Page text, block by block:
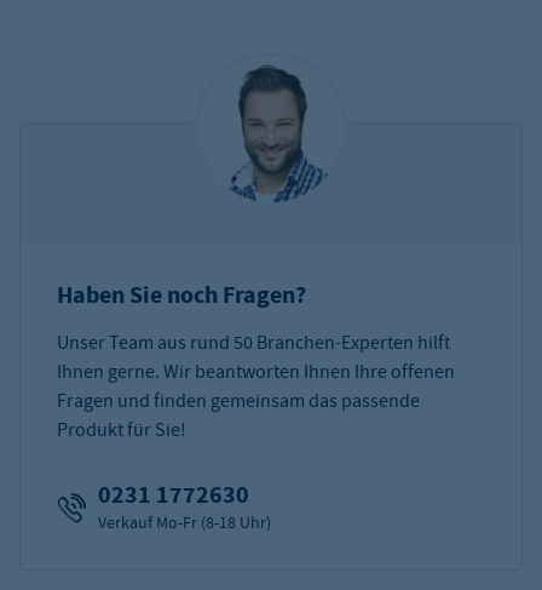
Haben Sie noch Fragen?
Unser Team aus rund 50 Branchen-Experten hilft
Ihnen gerne. Wir beantworten Ihnen Ihre offenen
Fragen und finden gemeinsam das passende
Produkt für Sie!
0231 1772630
Verkauf Mo-Fr (8-18 Uhr)